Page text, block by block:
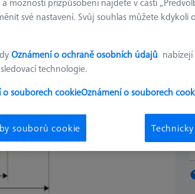
své nastavení. Svůj souhlas můžete kdykoli
Oznámení o ochraně osobních údajů
technologie.
o souborech cookieOznámení o souborech
souborů cookie